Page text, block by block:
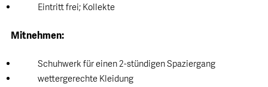
Eintritt frei; Kollekte
Mitnehmen:
Schuhwerk für einen 2-stündigen Spaziergang
wettergerechte Kleidung